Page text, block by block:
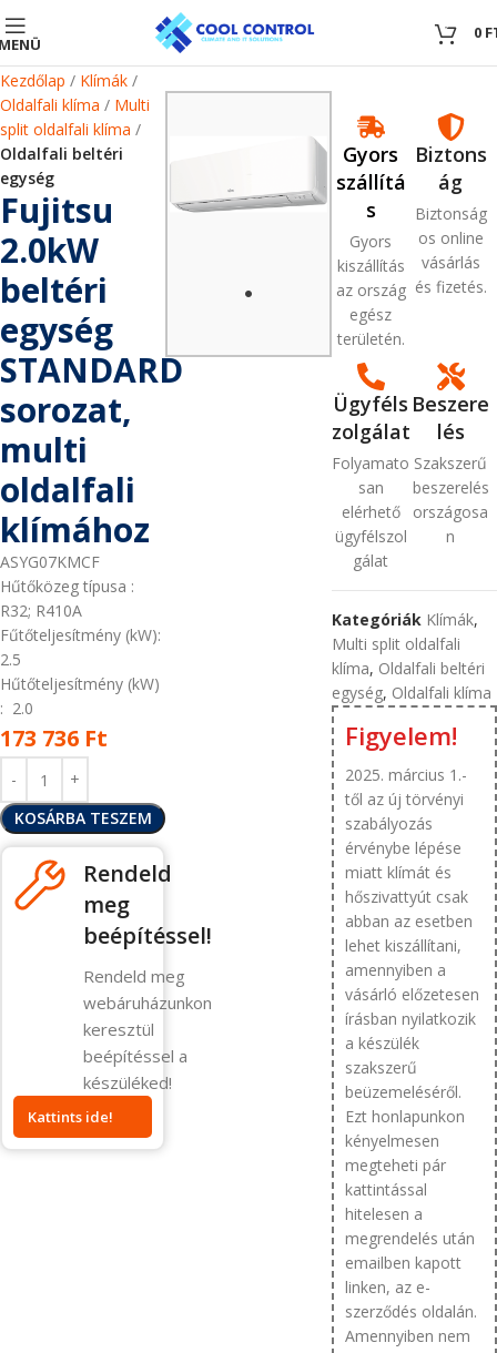
0 0
Kezdőlap
Klímák
Oldalfali klíma
Multi
split oldalfali klíma
Oldalfali beltéri
egység
Fujitsu
2.0kW
beltéri
egység
STANDARD
sorozat,
multi
oldalfali
klímához
ASYG07KMCF
Hűtőközeg típusa :
R32; R410A
Fűtőteljesítmény (kW):
2.5
Hűtőteljesítmény (kW)
: 2.0
173 736 Ft
KOSÁRBA TESZEM
Rendeld
meg
beépítéssel!
Rendeld meg
webáruházunkon
keresztül
beépítéssel a
készüléked!
Kattints ide!
Gyors
szállítá
s
Gyors
kiszállítás
az ország
egész
területén.
Biztons
ág
Biztonság
os online
vásárlás
és fizetés.
Ügyféls
zolgálat
Folyamato
san
elérhető
ügyfélszol
gálat
Beszere
lés
Szakszerű
beszerelés
országosa
n
Kategóriák Klímák,
Multi split oldalfali
klíma, Oldalfali beltéri
egység, Oldalfali klíma
Figyelem!
2025. március 1.-
től az új törvényi
szabályozás
érvénybe lépése
miatt klímát és
hőszivattyút csak
abban az esetben
lehet kiszállítani,
amennyiben a
vásárló előzetesen
írásban nyilatkozik
a készülék
szakszerű
beüzemeléséről.
Ezt honlapunkon
kényelmesen
megteheti pár
kattintással
hitelesen a
megrendelés után
emailben kapott
linken, az e-
szerződés oldalán.
Amennyiben nem